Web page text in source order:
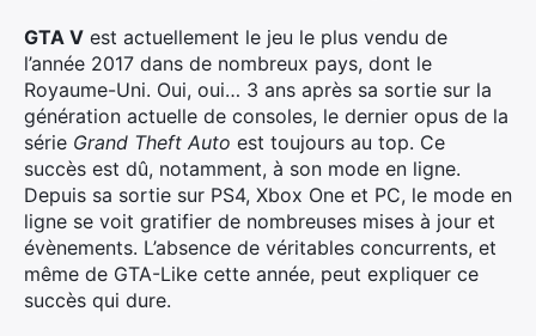
GTA V est actuellement le jeu le plus vendu de
l’année 2017 dans de nombreux pays, dont le
Royaume-Uni. Oui, oui… 3 ans après sa sortie sur la
génération actuelle de consoles, le dernier opus de la
série Grand Theft Auto est toujours au top. Ce
succès est dû, notamment, à son mode en ligne.
Depuis sa sortie sur PS4, Xbox One et PC, le mode en
ligne se voit gratifier de nombreuses mises à jour et
évènements. L’absence de véritables concurrents, et
même de GTA-Like cette année, peut expliquer ce
succès qui dure.